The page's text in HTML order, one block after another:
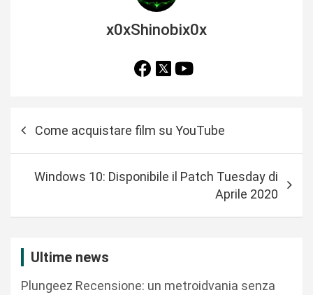
x0xShinobix0x
Come acquistare film su YouTube
Windows 10: Disponibile il Patch Tuesday di
Aprile 2020
Ultime news
Plungeez Recensione: un metroidvania senza